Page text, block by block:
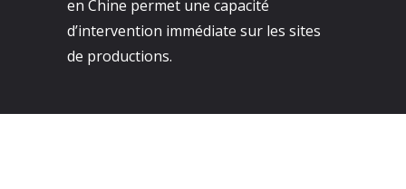
en Chine permet une capacité
d’intervention immédiate sur les sites
de productions.